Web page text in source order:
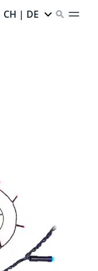
CH | DE